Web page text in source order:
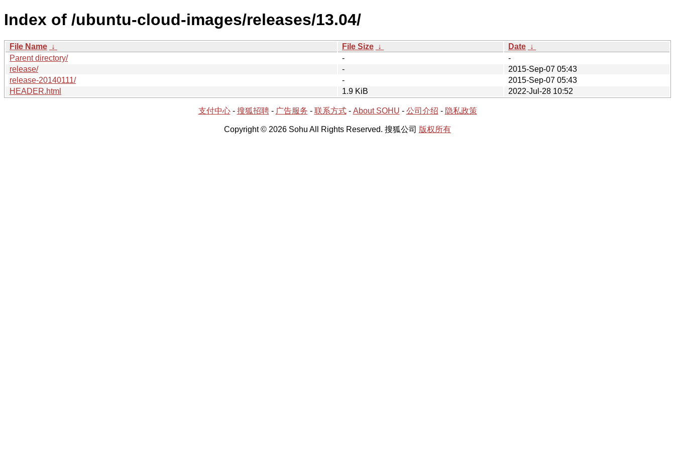
Index of /ubuntu-cloud-images/releases/13.04/
File Name ↓ File Size ↓ Date ↓
Parent directory/
-
-
release/
-
2015-Sep-07 05:43
release-20140111/
-
2015-Sep-07 05:43
HEADER.html
1.9 KiB 2022-Jul-28 10:52
支付中心- 搜狐招聘- 广告服务 - 联系方式- About SOHU - 公司介绍 - 隐私政策
Copyright © 2026 Sohu All Rights Reserved. 搜狐公司 版权所有